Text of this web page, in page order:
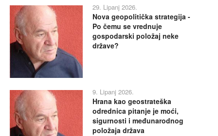
29. Lipanj 2026.
Nova geopolitička strategija -
Po čemu se vrednuje
gospodarski položaj neke
države?
9. Lipanj 2026.
Hrana kao geostrateška
odrednica pitanje je moći,
sigurnosti i međunarodnog
položaja država